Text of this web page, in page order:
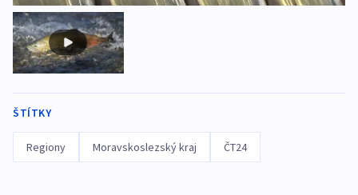
ŠTÍTKY
Regiony Moravskoslezský kraj ČT24